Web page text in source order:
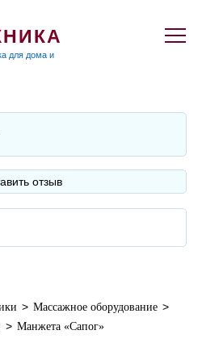
для дома и
отзыв
> Массажное оборудование >
> Манжета «Сапог»